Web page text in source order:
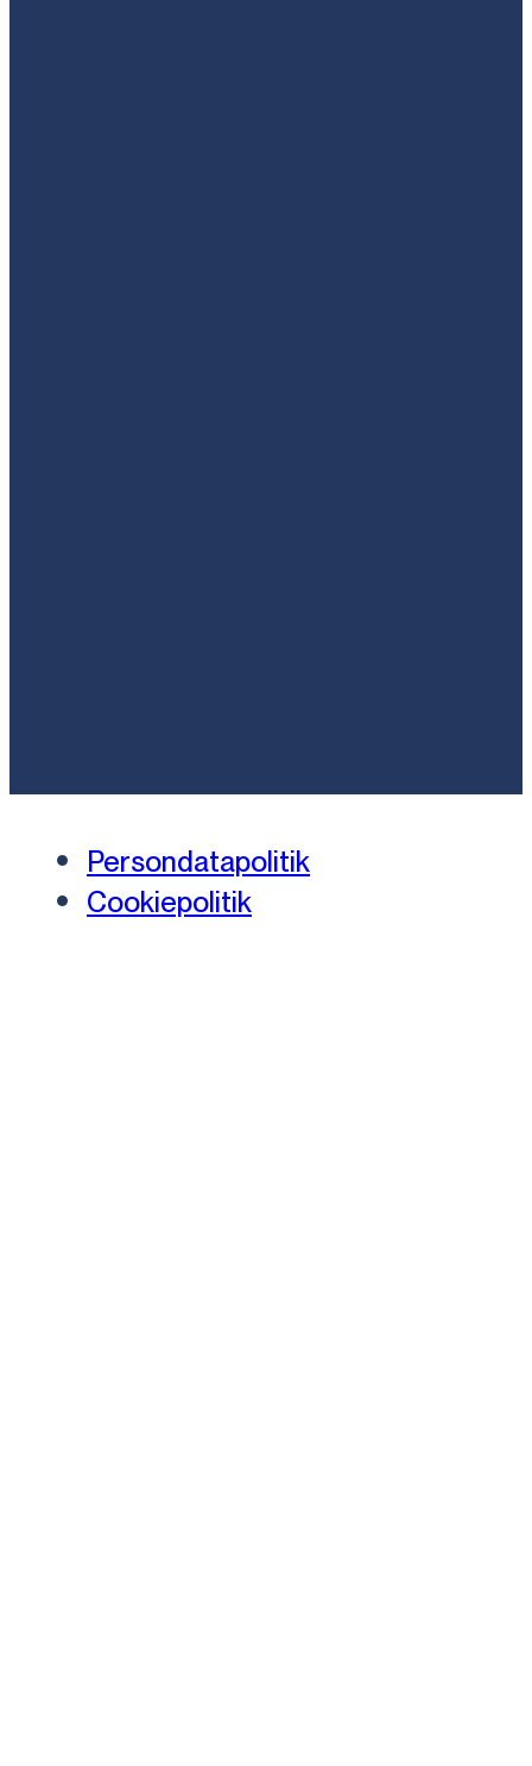
Persondatapolitik
Cookiepolitik